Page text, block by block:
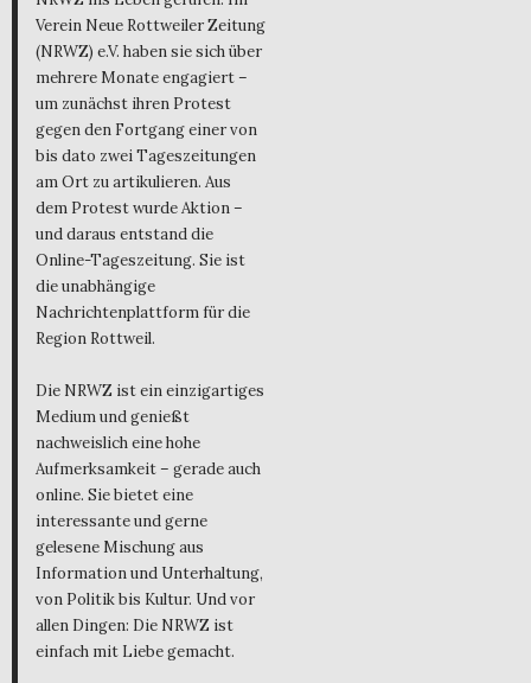
Verein Neue Rottweiler Zeitung
(NRWZ) e.V. haben sie sich über
mehrere Monate engagiert –
um zunächst ihren Protest
gegen den Fortgang einer von
bis dato zwei Tageszeitungen
am Ort zu artikulieren. Aus
dem Protest wurde Aktion –
und daraus entstand die
Online-Tageszeitung. Sie ist
die unabhängige
Nachrichtenplattform für die
Region Rottweil.
Die NRWZ ist ein einzigartiges
Medium und genießt
nachweislich eine hohe
Aufmerksamkeit – gerade auch
online. Sie bietet eine
interessante und gerne
gelesene Mischung aus
Information und Unterhaltung,
von Politik bis Kultur. Und vor
allen Dingen: Die NRWZ ist
einfach mit Liebe gemacht.